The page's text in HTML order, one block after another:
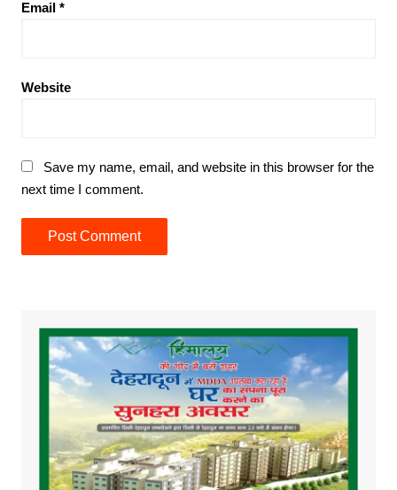
Email *
Website
Save my name, email, and website in this browser for the
next time I comment.